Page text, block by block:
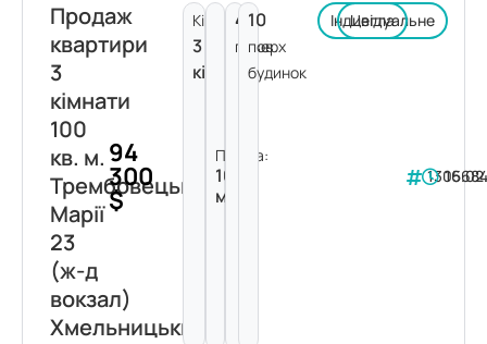
Продаж
квартири
3
кімнати
100
кв. м.
Трембовецької
Марії
23
(ж-д
вокзал)
Хмельницький
94
300
$
Кімнат:
3
кімнати
Площа:
100
м²
4
поверх
10
пов.
будинок
Індивідуальне
Цегла